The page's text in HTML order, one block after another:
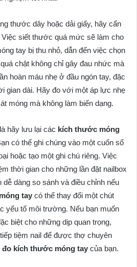
thước dây hoặc dải giấy, hãy cẩn
Việc siết thước quá mức sẽ làm cho
tay bị thu nhỏ, dẫn đến việc chọn
chật không chỉ gây đau nhức mà
hoàn máu nhẹ ở đầu ngón tay, đặc
gian dài. Hãy đo với một áp lực nhẹ
móng mà không làm biến dạng.
hãy lưu lại các kích thước móng
có thể ghi chúng vào một cuốn sổ
hoặc tạo một ghi chú riêng. Việc
thời gian cho những lần đặt nailbox
dễ dàng so sánh và điều chỉnh nếu
tay có thể thay đổi một chút
yếu tố môi trường. Nếu bạn muốn
biệt cho những dịp quan trọng,
tiệm nail để được thợ chuyên
đo kích thước móng tay của bạn.